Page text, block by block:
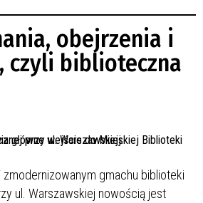
obejrzenia i
czyli biblioteczna
zmodernizowanym gmachu biblioteki
ul. Warszawskiej nowością jest